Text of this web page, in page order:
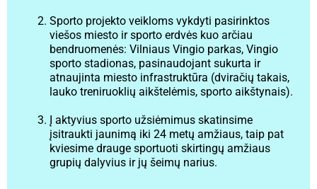
Sporto projekto veikloms vykdyti pasirinktos
viešos miesto ir sporto erdvės kuo arčiau
bendruomenės: Vilniaus Vingio parkas, Vingio
sporto stadionas, pasinaudojant sukurta ir
atnaujinta miesto infrastruktūra (dviračių takais,
lauko treniruoklių aikštelėmis, sporto aikštynais).
Į aktyvius sporto užsiėmimus skatinsime
įsitraukti jaunimą iki 24 metų amžiaus, taip pat
kviesime drauge sportuoti skirtingų amžiaus
grupių dalyvius ir jų šeimų narius.